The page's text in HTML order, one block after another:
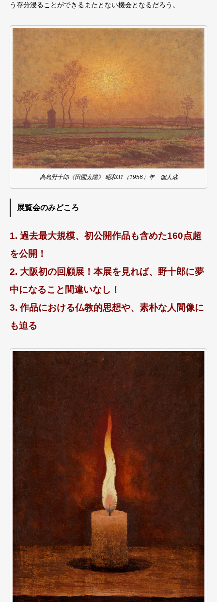
う存分浸ることができるまたとない機会となるだろう。
髙島野十郎《田園太陽》 昭和31（1956）年 個人蔵
展覧会のみどころ
1. 過去最⼤規模、初公開作品も含めた160点超
を公開！
2. ⼤阪初の回顧展！本展を⾒れば、野⼗郎に夢
中になること間違いなし！
3. 作品における仏教的思想や、素朴な⼈間像に
も迫る